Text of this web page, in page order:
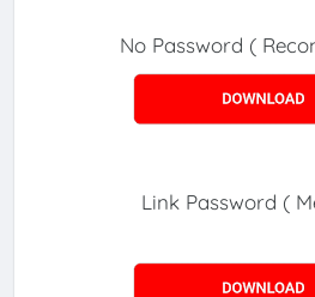
No Password (
Link Password (